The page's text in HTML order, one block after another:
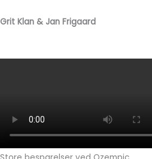
Grit Klan & Jan Frigaard